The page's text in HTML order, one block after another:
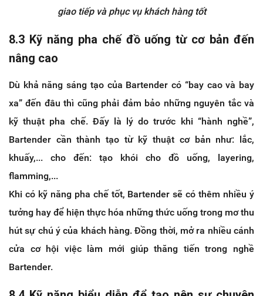
giao tiếp và phục vụ khách hàng tốt
8.3 Kỹ năng pha chế đồ uống từ cơ bản đến
nâng cao
Dù khả năng sáng tạo của Bartender có “bay cao và bay
xa” đến đâu thì cũng phải đảm bảo những nguyên tắc và
kỹ thuật pha chế. Đấy là lý do trước khi “hành nghề”,
Bartender cần thành tạo từ kỹ thuật cơ bản như: lắc,
khuấy,... cho đến: tạo khói cho đồ uống, layering,
flamming,...
Khi có kỹ năng pha chế tốt, Bartender sẽ có thêm nhiều ý
tưởng hay để hiện thực hóa những thức uống trong mơ thu
hút sự chú ý của khách hàng. Đồng thời, mở ra nhiều cánh
cửa cơ hội việc làm mới giúp thăng tiến trong nghề
Bartender.